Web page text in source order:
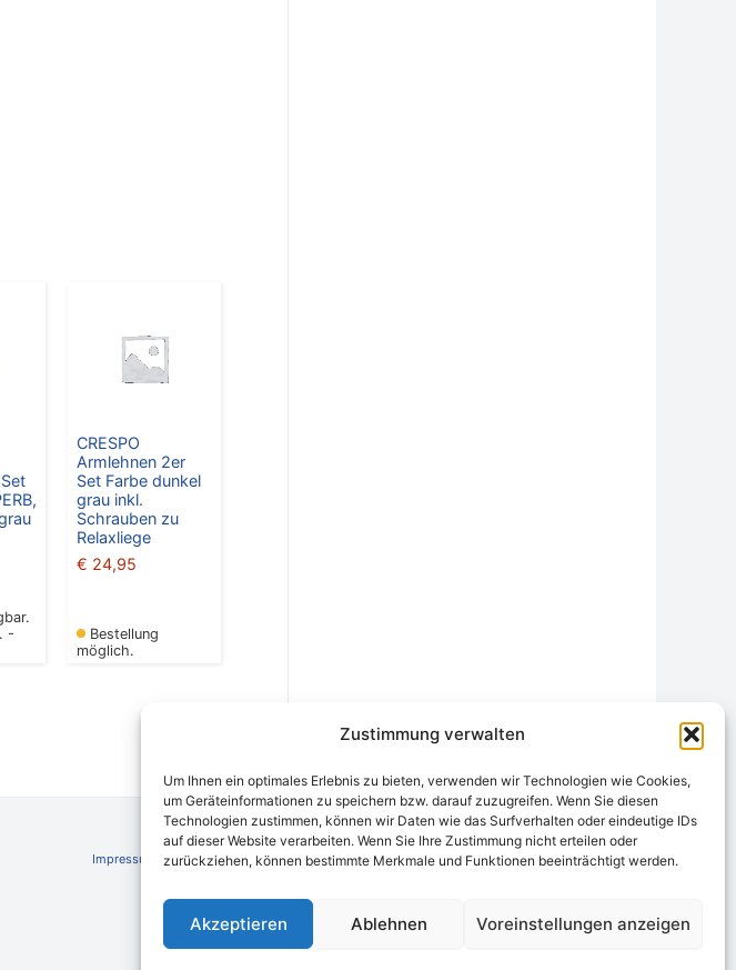
Zustimmung verwalten
Um Ihnen ein optimales Erlebnis zu bieten, verwenden wir Technologien wie Cookies,
um Geräteinformationen zu speichern bzw. darauf zuzugreifen. Wenn Sie diesen
Technologien zustimmen, können wir Daten wie das Surfverhalten oder eindeutige IDs
auf dieser Website verarbeiten. Wenn Sie Ihre Zustimmung nicht erteilen oder
zurückziehen, können bestimmte Merkmale und Funktionen beeinträchtigt werden.
Akzeptieren Ablehnen Voreinstellungen anzeigen
-
CRESPO
Armlehnen 2er
Set Farbe dunkel
grau inkl.
Schrauben zu
Relaxliege
€ 24,95
Bestellung
möglich.
Impressum AGB Schlichtungsstelle Widerrufsrecht und Formular
Datenschutzerklärung